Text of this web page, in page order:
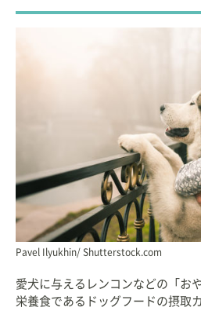
Pavel Ilyukhin/ Shutterstock.com
愛犬に与えるレンコンなどの「お
栄養食であるドッグフードの摂取